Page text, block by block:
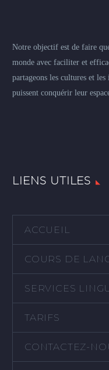
Notre objectif est de faire
monde avec faciliter et
partageons les cultures et
puissent conquérir leur
LIENS UTILES
ACCUEIL
COURS DE
SERVICES
TARIFS
CONTACTEZ-